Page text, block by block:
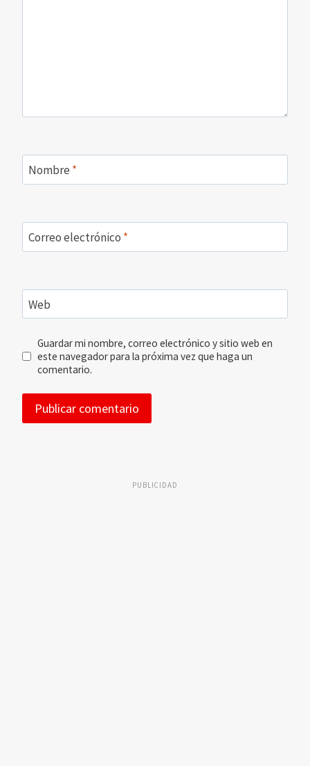
Nombre *
Correo electrónico *
Web
Guardar mi nombre, correo electrónico y sitio web en
este navegador para la próxima vez que haga un
comentario.
PUBLICIDAD